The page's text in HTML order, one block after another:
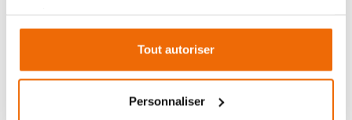
Tout autoriser
Personnaliser
Résistance à toute épreuve
résistance exceptionnelle. Contrairement à